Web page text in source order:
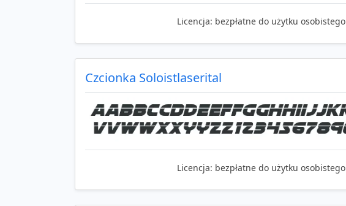
Licencja: bezpłatne do użytku osobistego
Czcionka Soloistlaserital
Licencja: bezpłatne do użytku osobistego